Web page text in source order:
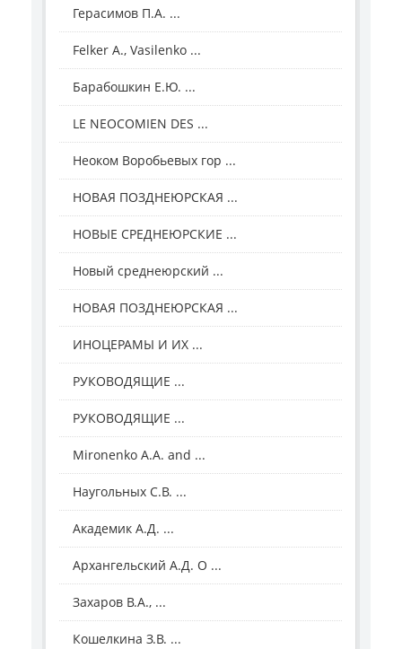
Герасимов П.А. ...
Felker A., Vasilenko ...
Барабошкин Е.Ю. ...
LE NEOCOMIEN DES ...
Неоком Воробьевых гор ...
НОВАЯ ПОЗДНЕЮРСКАЯ ...
НОВЫЕ СРЕДНЕЮРСКИЕ ...
Новый среднеюрский ...
НОВАЯ ПОЗДНЕЮРСКАЯ ...
ИНОЦЕРАМЫ И ИХ ...
РУКОВОДЯЩИЕ ...
РУКОВОДЯЩИЕ ...
Mironenko A.A. and ...
Наугольных С.В. ...
Академик А.Д. ...
Архангельский А.Д. О ...
Захаров В.А., ...
Кошелкина З.В. ...